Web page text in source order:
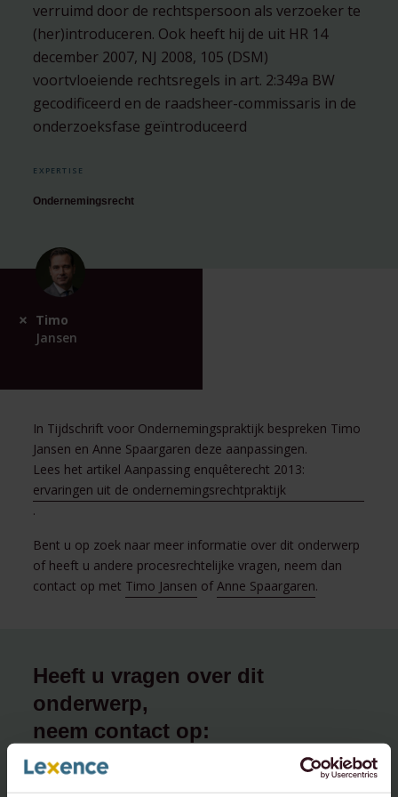
verruimd door de rechtspersoon als verzoeker te
(her)introduceren. Ook heeft hij de uit HR 14
december 2007, NJ 2008, 105 (DSM)
voortvloeiende rechtsregels in art. 2:349a BW
gecodificeerd en de raadsheer-commissaris in de
onderzoeksfase geïntroduceerd
EXPERTISE
Ondernemingsrecht
Timo
Jansen
In Tijdschrift voor Ondernemingspraktijk bespreken Timo
Jansen en Anne Spaargaren deze aanpassingen.
Lees het artikel Aanpassing enquêterecht 2013:
ervaringen uit de ondernemingsrechtpraktijk
.
Bent u op zoek naar meer informatie over dit onderwerp
of heeft u andere procesrechtelijke vragen, neem dan
contact op met Timo Jansen ofAnne Spaargaren.
Heeft u vragen over dit
onderwerp,
neem contact op: